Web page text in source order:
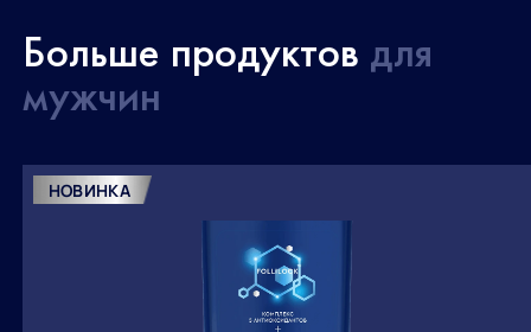
Больше продуктов для
мужчин
НОВИНКА